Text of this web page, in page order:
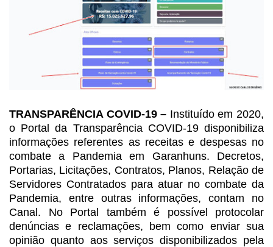
TRANSPARÊNCIA COVID-19 – Instituídoem 2020,
o Portal da Transparência COVID-19 disponibiliza
informações referentes as receitas e despesas no
combate a Pandemia em Garanhuns. Decretos,
Portarias, Licitações, Contratos, Planos, Relação de
Servidores Contratados para atuar no combate da
Pandemia, entre outras informações, contam no
Canal. No Portal também é possível protocolar
denúncias e reclamações, bem como enviar sua
opinião quanto aos serviços disponibilizados pela